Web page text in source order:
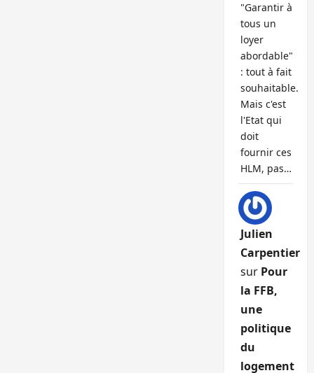
"Garantir à
tous un
loyer
abordable"
: tout à fait
souhaitable.
Mais c'est
l'Etat qui
doit
fournir ces
HLM, pas…
Julien
Carpentier
sur Pour
la FFB,
une
politique
du
logement